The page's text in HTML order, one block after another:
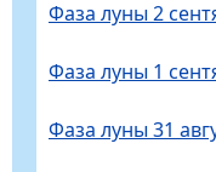
Фаза луны 2
Фаза луны 1
Фаза луны 31